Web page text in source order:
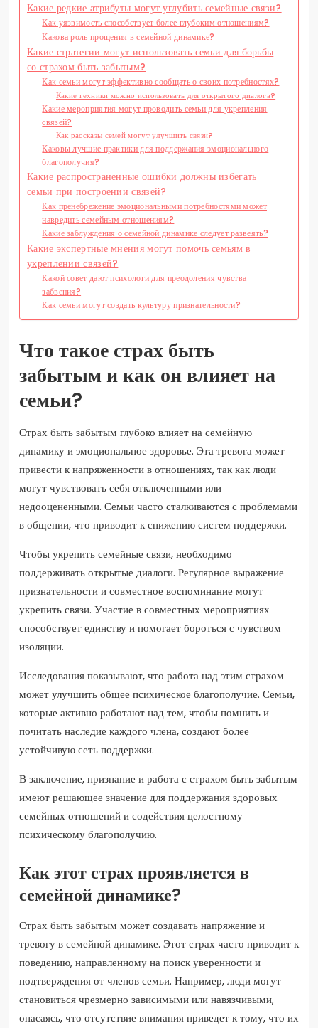
Какие редкие атрибуты могут углубить семейные связи?
Как уязвимость способствует более глубоким отношениям?
Какова роль прощения в семейной динамике?
Какие стратегии могут использовать семьи для борьбы
со страхом быть забытым?
Как семьи могут эффективно сообщать о своих потребностях?
Какие техники можно использовать для открытого диалога?
Какие мероприятия могут проводить семьи для укрепления
связей?
Как рассказы семей могут улучшить связи?
Каковы лучшие практики для поддержания эмоционального
благополучия?
Какие распространенные ошибки должны избегать
семьи при построении связей?
Как пренебрежение эмоциональными потребностями может
навредить семейным отношениям?
Какие заблуждения о семейной динамике следует развеять?
Какие экспертные мнения могут помочь семьям в
укреплении связей?
Какой совет дают психологи для преодоления чувства
забвения?
Как семьи могут создать культуру признательности?
Что такое страх быть
забытым и как он влияет на
семьи?
Страх быть забытым глубоко влияет на семейную
динамику и эмоциональное здоровье. Эта тревога может
привести к напряженности в отношениях, так как люди
могут чувствовать себя отключенными или
недооцененными. Семьи часто сталкиваются с проблемами
в общении, что приводит к снижению систем поддержки.
Чтобы укрепить семейные связи, необходимо
поддерживать открытые диалоги. Регулярное выражение
признательности и совместное воспоминание могут
укрепить связи. Участие в совместных мероприятиях
способствует единству и помогает бороться с чувством
изоляции.
Исследования показывают, что работа над этим страхом
может улучшить общее психическое благополучие. Семьи,
которые активно работают над тем, чтобы помнить и
почитать наследие каждого члена, создают более
устойчивую сеть поддержки.
В заключение, признание и работа с страхом быть забытым
имеют решающее значение для поддержания здоровых
семейных отношений и содействия целостному
психическому благополучию.
Как этот страх проявляется в
семейной динамике?
Страх быть забытым может создавать напряжение и
тревогу в семейной динамике. Этот страх часто приводит к
поведению, направленному на поиск уверенности и
подтверждения от членов семьи. Например, люди могут
становиться чрезмерно зависимыми или навязчивыми,
опасаясь, что отсутствие внимания приведет к тому, что их